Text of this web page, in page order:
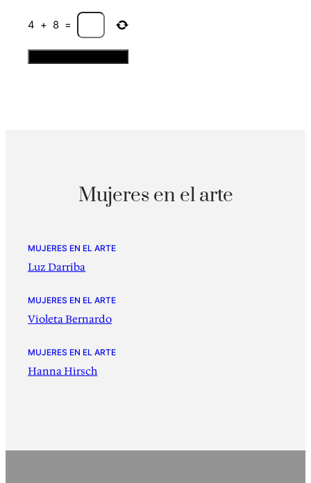
4 + 8 =
Mujeres en el arte
MUJERES EN EL ARTE
Luz Darriba
MUJERES EN EL ARTE
Violeta Bernardo
MUJERES EN EL ARTE
Hanna Hirsch